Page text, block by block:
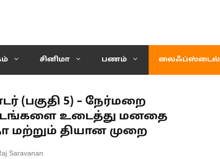
சினிமா பணம் லைஃப்ஸ்டைல்
(பகுதி 5) – நேர்மறை
உடைத்து மனதை
மற்றும் தியான முறை
Saravanan